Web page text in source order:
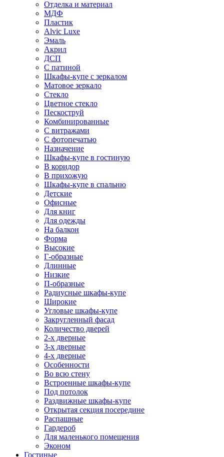
Отделка и материал
МДФ
Пластик
Alvic Luxe
Эмаль
Акрил
ДСП
С патиной
Шкафы-купе с зеркалом
Матовое зеркало
Стекло
Цветное стекло
Пескоструй
Комбинированные
С витражами
С фотопечатью
Назначение
Шкафы-купе в гостиную
В коридор
В прихожую
Шкафы-купе в спальню
Детские
Офисные
Для книг
Для одежды
На балкон
Форма
Высокие
Г-образные
Длинные
Низкие
П-образные
Радиусные шкафы-купе
Широкие
Угловые шкафы-купе
Закругленный фасад
Количество дверей
2-х дверные
3-х дверные
4-х дверные
Особенности
Во всю стену
Встроенные шкафы-купе
Под потолок
Раздвижные шкафы-купе
Открытая секция посередине
Распашные
Гардероб
Для маленького помещения
Эконом
Гостиные